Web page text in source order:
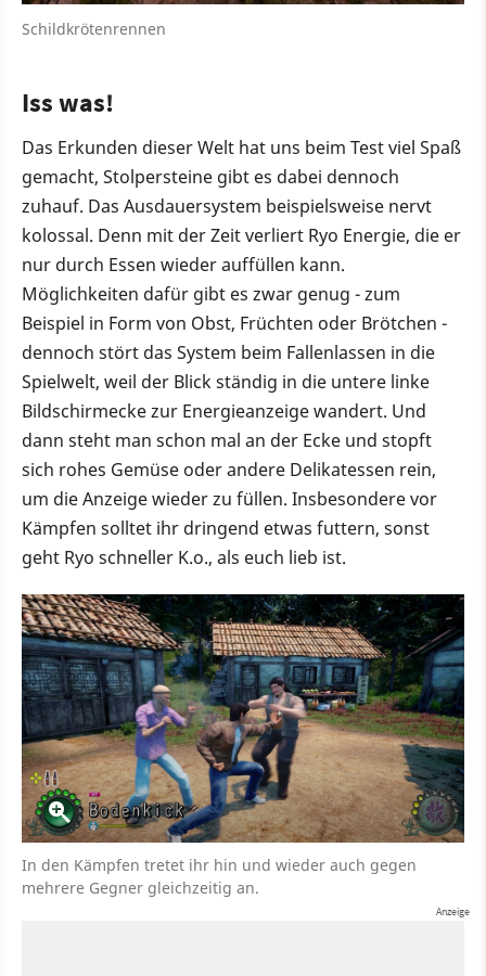
Schildkrötenrennen
Iss was!
Das Erkunden dieser Welt hat uns beim Test viel Spaß
gemacht, Stolpersteine gibt es dabei dennoch
zuhauf. Das Ausdauersystem beispielsweise nervt
kolossal. Denn mit der Zeit verliert Ryo Energie, die er
nur durch Essen wieder auffüllen kann.
Möglichkeiten dafür gibt es zwar genug - zum
Beispiel in Form von Obst, Früchten oder Brötchen -
dennoch stört das System beim Fallenlassen in die
Spielwelt, weil der Blick ständig in die untere linke
Bildschirmecke zur Energieanzeige wandert. Und
dann steht man schon mal an der Ecke und stopft
sich rohes Gemüse oder andere Delikatessen rein,
um die Anzeige wieder zu füllen. Insbesondere vor
Kämpfen solltet ihr dringend etwas futtern, sonst
geht Ryo schneller K.o., als euch lieb ist.
In den Kämpfen tretet ihr hin und wieder auch gegen
mehrere Gegner gleichzeitig an.